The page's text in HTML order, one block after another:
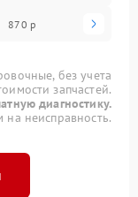
870 р
без учета
запчастей.
диагностику.
неисправность.